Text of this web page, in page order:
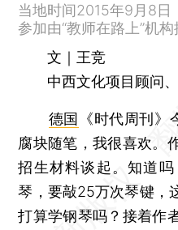
当地时间2015年9月8日
参加由“教师在路上”机
文｜王竞
中西文化项目顾问、
德国
《时代周刊
腐块随笔，我很喜欢。
招生材料谈起。知道
琴，要敲25万次琴键，
打算学钢琴吗？接着作